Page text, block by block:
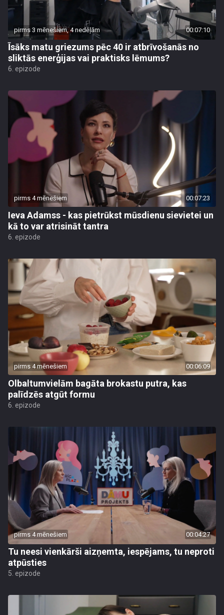
pirms 3 mēnešiem, 4 nedēļām 00:07:10
Īsāks matu griezums pēc 40 ir atbrīvošanās no
sliktās enerģijas vai praktisks lēmums?
6. epizode
pirms 4 mēnešiem 00:07:23
Ieva Adamss - kas pietrūkst mūsdienu sievietei un
kā to var atrisināt tantra
6. epizode
pirms 4 mēnešiem 00:06:09
Olbaltumvielām bagāta brokastu putra, kas
palīdzēs atgūt formu
6. epizode
pirms 4 mēnešiem 00:04:27
Tu neesi vienkārši aizņemta, iespējams, tu neproti
atpūsties
5. epizode